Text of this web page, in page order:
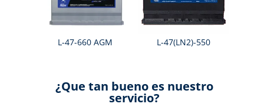
L-47-660 AGM L-47(LN2)-550
¿Que tan bueno es nuestro
servicio?